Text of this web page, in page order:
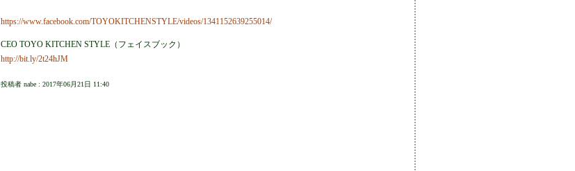
https://www.facebook.com/TOYOKITCHENSTYLE/videos/1341152639255014/
CEO TOYO KITCHEN STYLE（フェイスブック）
http://bit.ly/2t24hJM
投稿者 nabe : 2017年06月21日 11:40